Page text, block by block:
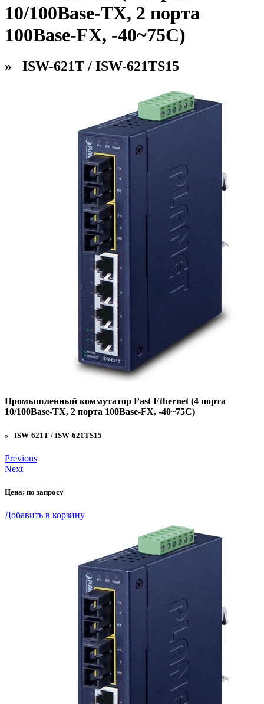
10/100Base-TX, 2 порта
100Base-FX, -40~75C)
» ISW-621T / ISW-621TS15
Промышленный коммутатор Fast Ethernet (4 порта
10/100Base-TX, 2 порта 100Base-FX, -40~75C)
» ISW-621T / ISW-621TS15
Previous
Next
Цена: по запросу
Добавить в корзину